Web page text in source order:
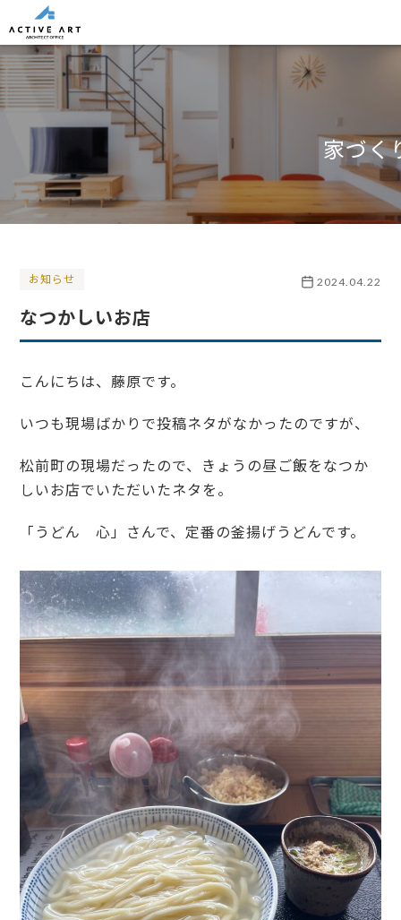
家づく
お知らせ 2024.04.22
なつかしいお店
こんにちは、藤原です。
いつも現場ばかりで投稿ネタがなかったのですが、
松前町の現場だったので、きょうの昼ご飯をなつか
しいお店でいただいたネタを。
「うどん 心」さんで、定番の釜揚げうどんです。